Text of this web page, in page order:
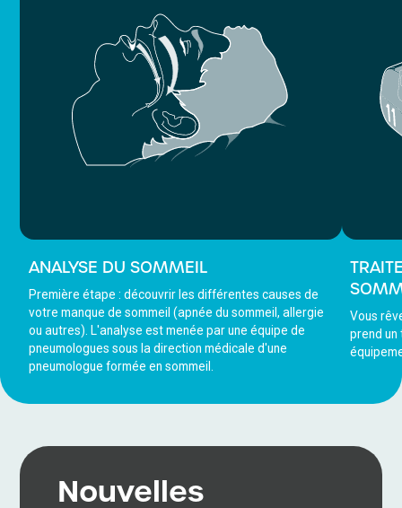
ANALYSE DU SOMMEIL
Première étape : découvrir les différentes causes de
votre manque de sommeil (apnée du sommeil, allergie
ou autres). L'analyse est menée par une équipe de
pneumologues sous la direction médicale d'une
pneumologue formée en sommeil.
Vous
prend
Nouvelles